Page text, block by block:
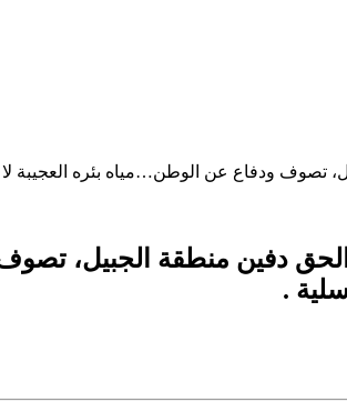
ودفاع عن الوطن…مياه بئره العجيبة لا
دفين منطقة الجبيل،
.